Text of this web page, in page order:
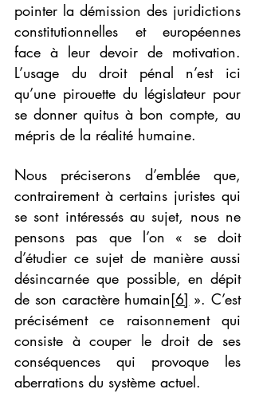
pointer la démission des juridictions
constitutionnelles et européennes
face à leur devoir de motivation.
L’usage du droit pénal n’est ici
qu’une pirouette du législateur pour
se donner quitus à bon compte, au
mépris de la réalité humaine.
Nous préciserons d’emblée que,
contrairement à certains juristes qui
se sont intéressés au sujet, nous ne
pensons pas que l’on « se doit
d’étudier ce sujet de manière aussi
désincarnée que possible, en dépit
de son caractère humain[6] ». C’est
précisément ce raisonnement qui
consiste à couper le droit de ses
conséquences qui provoque les
aberrations du système actuel.